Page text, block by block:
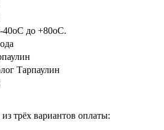
40оС до +80оС.
Тарпаулин
трёх вариантов оплаты: